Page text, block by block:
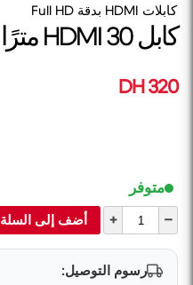
كابلات HDMI بدقة Full HD
كابل HDMI 30 مترًا
320 DH
متوفر
–
+ أضف إلى السلة
رسوم التوصيل: